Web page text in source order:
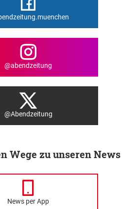
@abendzeitung
@Abendzeitung
Wege zu unseren News
News per App